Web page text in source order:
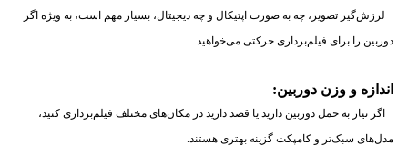
لرزش‌گیر تصویر، چه به صورت اپتیکال و چه دیجیتال، بسیار مهم است، به ویژه اگر
دوربین را برای فیلم‌برداری حرکتی می‌خواهید.
اندازه و وزن دوربین:
اگر نیاز به حمل دوربین دارید یا قصد دارید در مکان‌های مختلف فیلم‌برداری کنید،
مدل‌های سبک‌تر و کامپکت گزینه بهتری هستند.